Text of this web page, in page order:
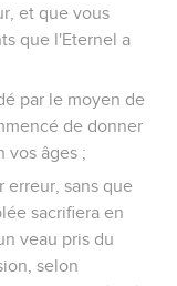
et que vous
que l'Eternel a
par le moyen de
de donner
vos âges ;
erreur, sans que
sacrifiera en
veau pris du
selon